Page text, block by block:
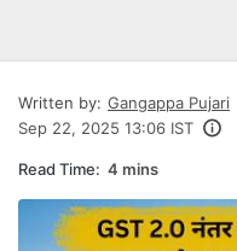
Written by: Gangappa Pujari
Sep 22, 2025 13:06 IST
Read Time: 4 mins